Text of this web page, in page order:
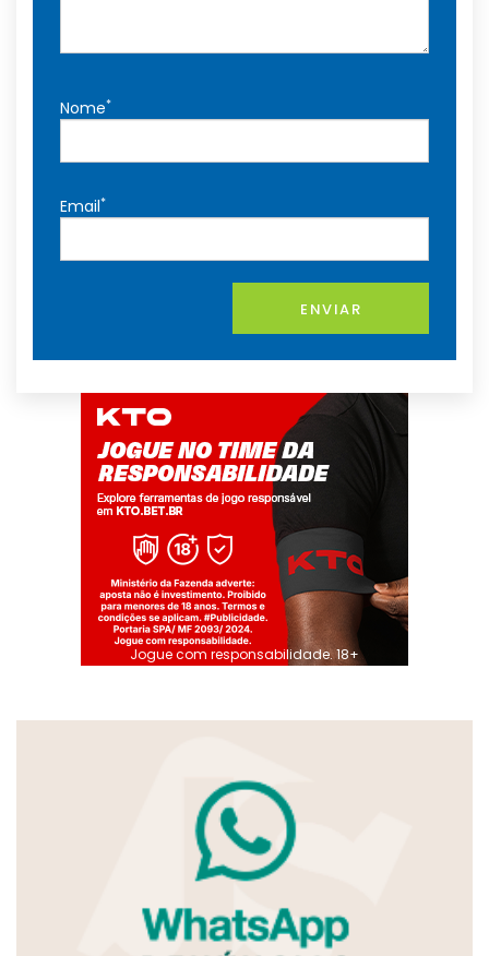
Nome*
Email*
ENVIAR
Jogue com responsabilidade. 18+